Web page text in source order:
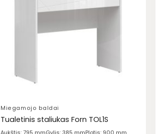
Miegamojo baldai
Tualetinis staliukas Forn TOL1S
Aukštis: 795 mmGylis: 385 mmPlotis: 900 mm